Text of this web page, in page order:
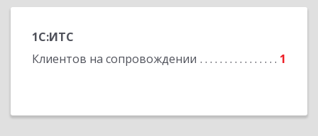
1С:ИТС
Клиентов на сопровождении
1